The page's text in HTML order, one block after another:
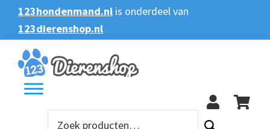
Spring
naar
de
hoofdnavigatie
Door
naar
de
hoofd
inhoud
Spring
naar
de
voettekst
123hondenmand.nl is onderdeel van
123dierenshop.nl
Zoeken
Zoeken
naar: